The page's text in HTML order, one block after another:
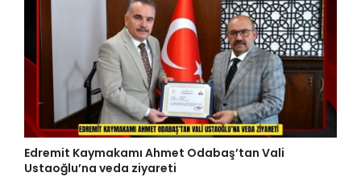
Edremit Kaymakamı Ahmet Odabaş’tan Vali
Ustaoğlu’na veda ziyareti